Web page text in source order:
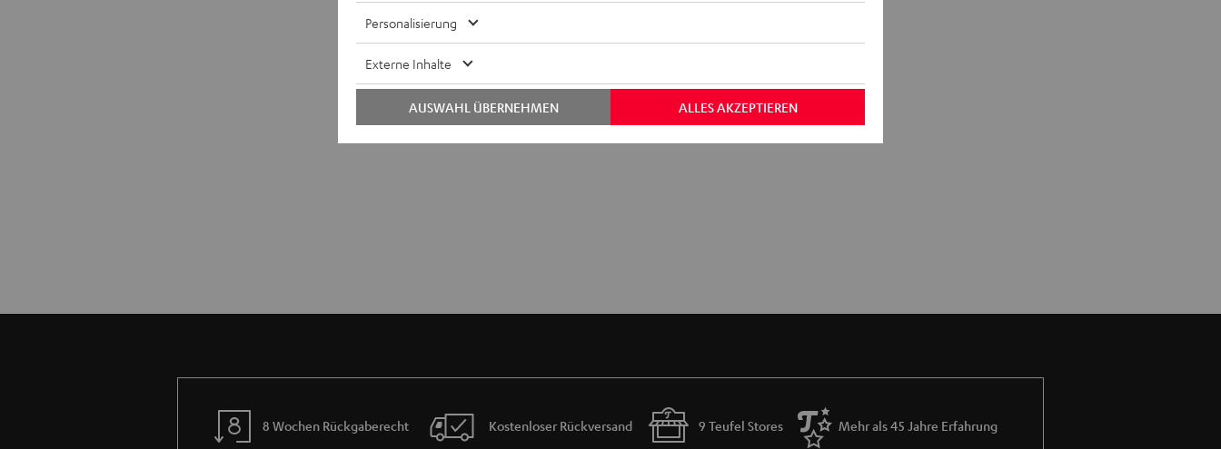
8 Wochen Rückgaberecht Kostenloser Rückversand 9 Teufel Stores Mehr als 45 Jahre Erfahrung
Personalisierung
Externe Inhalte
ALLES AKZEPTIEREN
AUSWAHL ÜBERNEHMEN